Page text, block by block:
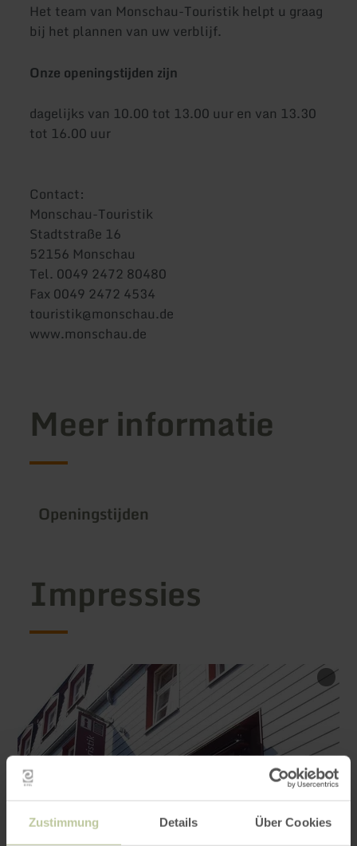
Zustimmung Details Über Cookies
Het team van Monschau-Touristik helpt u graag
bij het plannen van uw verblijf.
Onze openingstijden zijn
dagelijks van 10.00 tot 13.00 uur en van 13.30
tot 16.00 uur
Contact:
Monschau-Touristik
Stadtstraße 16
52156 Monschau
Tel. 0049 2472 80480
Fax 0049 2472 4534
touristik@monschau.de
www.monschau.de
Meer informatie
Openingstijden
Impressies